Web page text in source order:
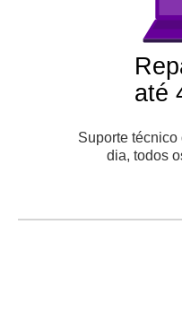
até
Suporte
dia, todos